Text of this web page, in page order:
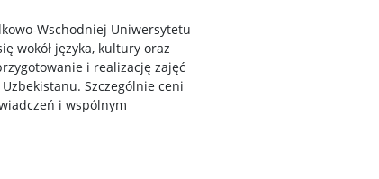
Wschodniej Uniwersytetu
wokół języka, kultury oraz
i realizację zajęć
Szczególnie ceni
i wspólnym